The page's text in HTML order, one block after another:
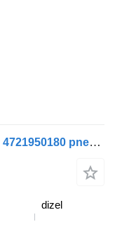
WABCO FH12 1-seeria (01.93-12.02) 4721950180 pneumatski ventil za Volvo FH12, FH16, NH12, FH, VNL780 (1993-2014) kamiona
dizel